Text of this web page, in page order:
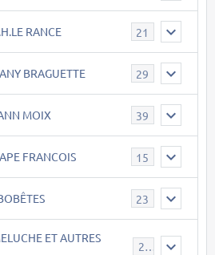
RANCE 21
BRAGUETTE 29
MOIX 39
FRANCOIS 15
23
ET AUTRES
22